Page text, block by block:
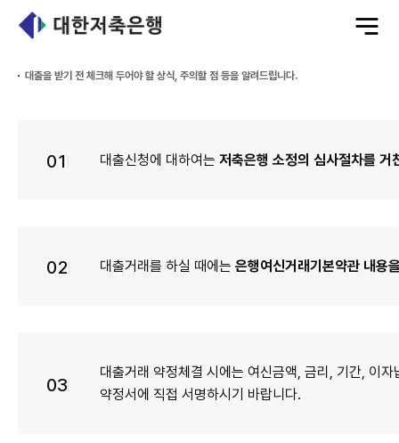
전
체
대출을 받기 전 체크해 두어야 할 상식, 주의할 점 등을 알려드립니다.
01 대출신청에 대하여는 저축은행 소정의 심사절차를 거
02 대출거래를 하실 때에는 은행여신거래기본약관 내용
03
대출거래 약정체결 시에는 여신금액, 금리, 기간, 이
약정서에 직접 서명하시기 바랍니다.